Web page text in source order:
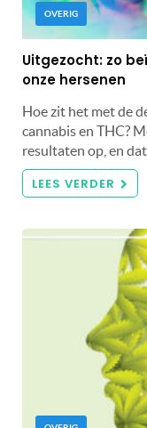
OVERIG
Uitgezocht: zo
onze hersenen
Hoe zit het met de
cannabis en THC?
resultaten op, en
LEES VERDER